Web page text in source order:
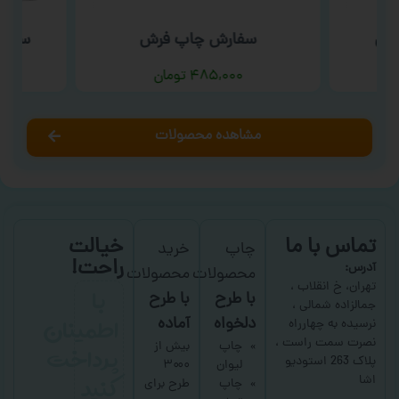
سفارش چاپ فرش
۴۸۵,۰۰۰ تومان
مشاهده محصولات
تماس با ما
آدرس:
تهران، خ انقلاب ،
جمالزاده شمالی ،
نرسیده به چهارراه
نصرت سمت راست ،
پلاک 263 استودیو
اشا
چاپ
محصولات
با طرح
دلخواه
چاپ
لیوان
چاپ
خرید
محصولات
با طرح
آماده
بیش از
۳۰۰۰
طرح برای
خیالت
راحت!